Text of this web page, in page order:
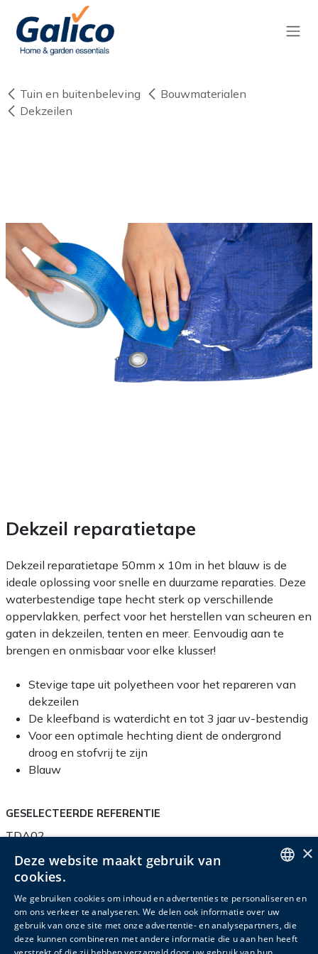
Overslaan naar inhoud
Tuin en buitenbeleving
Bouwmaterialen
Dekzeilen
Dekzeil reparatietape
Dekzeil reparatietape 50mm x 10m in het blauw is de
ideale oplossing voor snelle en duurzame reparaties. Deze
waterbestendige tape hecht sterk op verschillende
oppervlakken, perfect voor het herstellen van scheuren en
gaten in dekzeilen, tenten en meer. Eenvoudig aan te
brengen en onmisbaar voor elke klusser!
Stevige tape uit polyetheen voor het repareren van
dekzeilen
De kleefband is waterdicht en tot 3 jaar uv-bestendig
Voor een optimale hechting dient de ondergrond
droog en stofvrij te zijn
Blauw
GESELECTEERDE REFERENTIE
TDA02
Productinfo Verpakkingsinfo Accessoires
Gerelateerde producten
DUTCH
FRENCH
×
Deze website maakt gebruik van
cookies.
We gebruiken cookies om inhoud en advertenties te personaliseren en
om ons verkeer te analyseren. We delen ook informatie over uw
gebruik van onze site met onze advertentie- en analysepartners, die
deze kunnen combineren met andere informatie die u aan hen heeft